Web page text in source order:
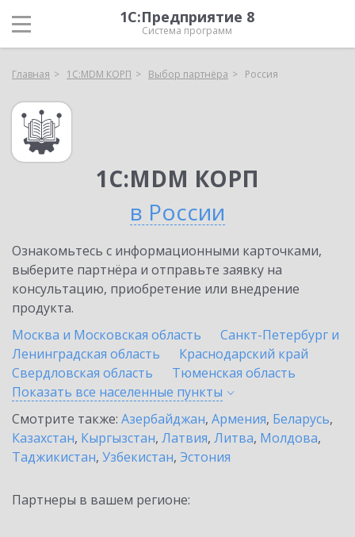
1С:Предприятие 8
Система программ
Главная 1С:MDM КОРП Выбор партнёра Россия
1С:MDM КОРП
в России
Ознакомьтесь с информационными карточками,
выберите партнёра и отправьте заявку на
консультацию, приобретение или внедрение
продукта.
Москва и Московская область
Санкт-Петербург и
Ленинградская область
Краснодарский край
Свердловская область
Тюменская область
Показать все населенные пункты
Смотрите также: Азербайджан, Армения, Беларусь,
Казахстан, Кыргызстан, Латвия, Литва, Молдова,
Таджикистан, Узбекистан, Эстония
Партнеры в вашем регионе: